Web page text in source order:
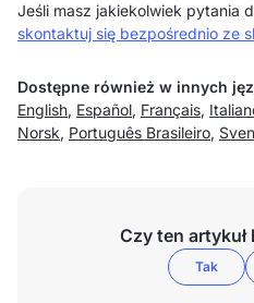
Jeśli masz jakiekolwiek pytania
skontaktuj się bezpośrednio ze
Dostępne również w innych
English, Español, Français,
Norsk, Português Brasileiro,
Czy ten artykuł
Tak